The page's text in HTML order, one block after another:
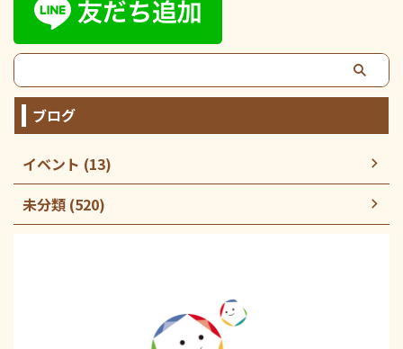
ブログ
イベント (13)
未分類 (520)